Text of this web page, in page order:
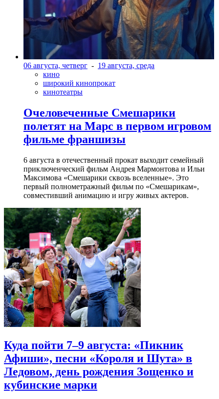
06 августа, четверг - 19 августа, среда
кино
широкий кинопрокат
кинотеатры
Очеловеченные Смешарики
полетят на Марс в первом игровом
фильме франшизы
6 августа в отечественный прокат выходит семейный
приключенческий фильм Андрея Мармонтова и Ильи
Максимова «Смешарики сквозь вселенные». Это
первый полнометражный фильм по «Смешарикам»,
совместивший анимацию и игру живых актеров.
Куда пойти 7–9 августа: «Пикник
Афиши», песни «Короля и Шута» в
Ледовом, день рождения Зощенко и
кубинские марки